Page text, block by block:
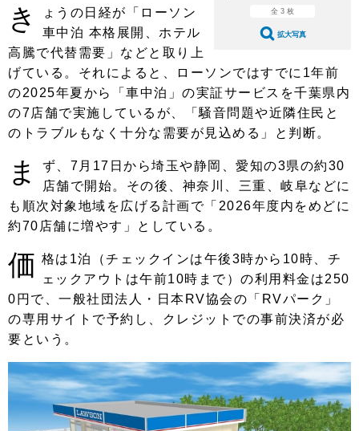
コラム
ショップレポート
レストア
カーメーカー「旧車」関連プロジ
ェクト
インタビュー
イベント
イベント告知 イベントレポート
全 3 枚
拡大写真
き
ょうの日経が「ローソン
車中泊 本格展開、ホテル
高騰で代替需要」などと取り上
げている。それによると、ローソンではすでに1年前
の2025年夏から「車中泊」の実証サービスを千葉県内
の7店舗で実施しているが、「騒音問題や近隣住民と
のトラブルもなく十分な需要が見込める」と判断。
ま
ず、7月17日から埼玉や静岡、愛知の3県の約30
店舗で開始。その後、神奈川、三重、岐阜などに
も順次対象地域を広げる計画で「2026年度内をめどに
約70店舗に増やす」としている。
価 格は1泊（チェックインは午後3時から10時、チ
ェックアウトは午前10時まで）の利用料金は250
0円で、一般社団法人・日本RV協会の「RVパーク」
の専用サイトで予約し、クレジットでの事前決済が必
要という。